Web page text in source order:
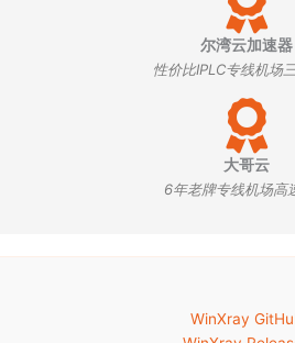
尔湾云加速器
性价比IPLC专线机场
大哥云
6年老牌专线机场高
WinXray